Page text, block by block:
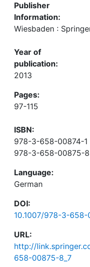
Publisher
Information:
Wiesbaden :
Year of
publication:
2013
Pages:
97-115
ISBN:
978-3-658-00874-1
978-3-658-00875-8
Language:
German
DOI:
10.1007/978-3-658-
URL:
http://
658-00875-8_7